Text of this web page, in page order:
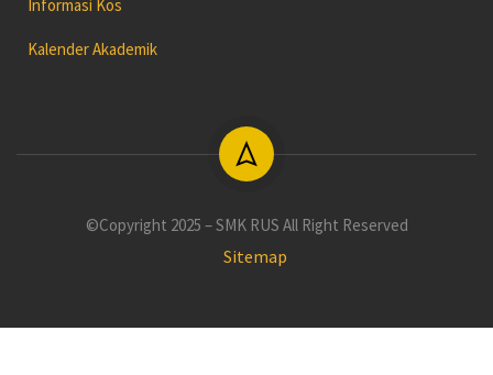
Informasi Kos
Kalender Akademik
©Copyright 2025 – SMK RUS All Right Reserved
Sitemap